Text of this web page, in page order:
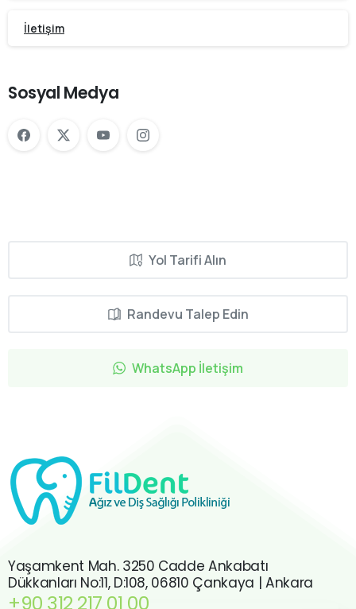
İletişim
Sosyal Medya
Yol Tarifi Alın
Randevu Talep Edin
WhatsApp İletişim
Yaşamkent Mah. 3250 Cadde Ankabatı
Dükkanları No:11, D:108, 06810 Çankaya | Ankara
+90 312 217 01 00